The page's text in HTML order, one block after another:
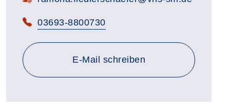
Telefon:
03693-8800730
E-Mail schreiben